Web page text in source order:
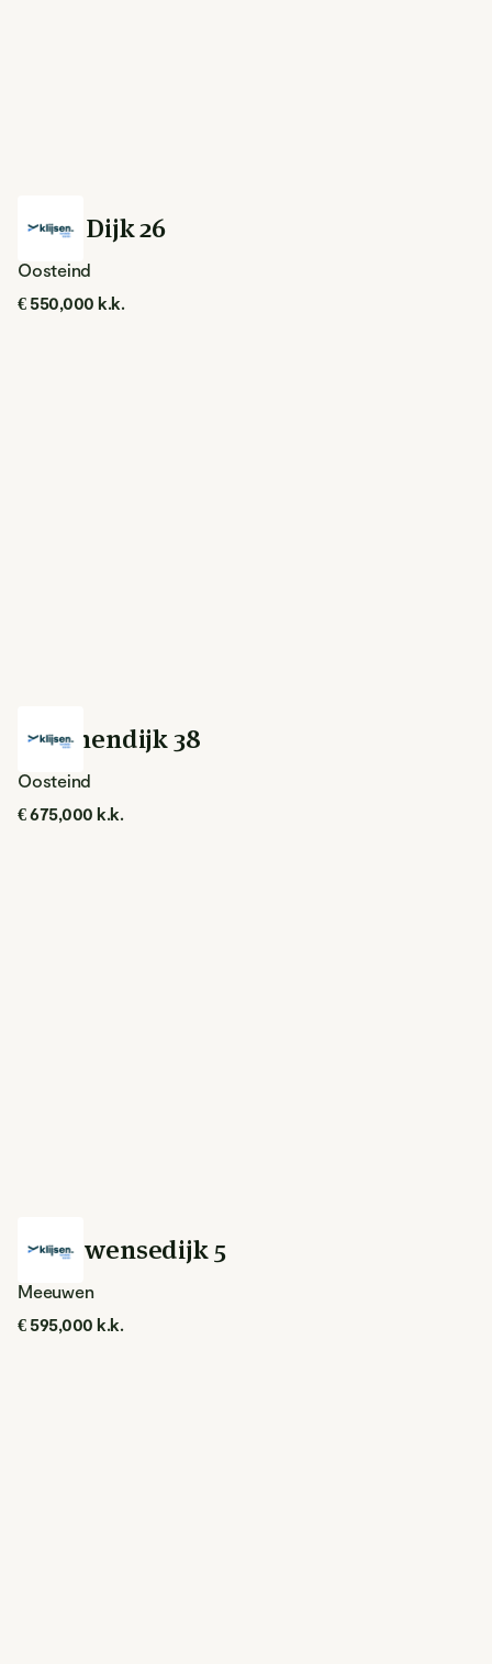
Hoge Dijk 26
Oosteind
€ 550,000 k.k.
Groenendijk 38
Oosteind
€ 675,000 k.k.
Meeuwensedijk 5
Meeuwen
€ 595,000 k.k.